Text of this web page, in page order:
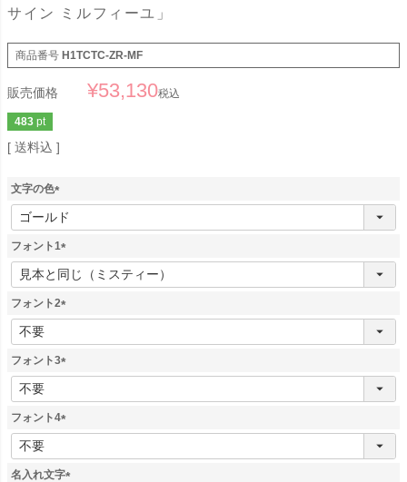
サイン ミルフィーユ」
商品番号 H1TCTC-ZR-MF
販売価格 ¥53,130税込
483 pt
送料込
文字の色
(
必
須
フォント1
(
必
須
フォント2
(
須
フォント3
(
須
フォント4
(
須
名入れ文字